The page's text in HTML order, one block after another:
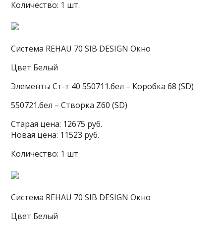
Количество: 1 шт.
Система REHAU 70 SIB DESIGN Окно
Цвет Белый
Элементы Ст-т 40 550711.бел – Коробка 68 (SD)
550721.бел – Створка Z60 (SD)
Старая цена: 12675 руб.
Новая цена: 11523 руб.
Количество: 1 шт.
Система REHAU 70 SIB DESIGN Окно
Цвет Белый